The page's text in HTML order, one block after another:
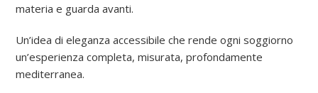
materia e guarda avanti.
Un’idea di eleganza accessibile che rende ogni soggiorno
un’esperienza completa, misurata, profondamente
mediterranea.